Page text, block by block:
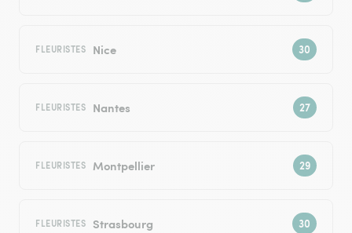
FLEURISTES Nice
FLEURISTES Nantes
FLEURISTES Montpellier
FLEURISTES Strasbourg